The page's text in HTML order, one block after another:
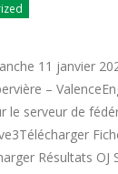
11 janvier
–
le serveur de
Résultats OJ